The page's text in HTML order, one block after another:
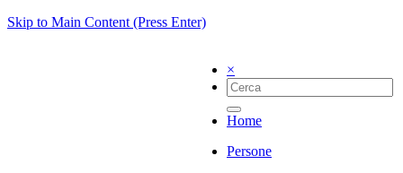
Skip to Main Content (Press Enter)
×
Home
Persone